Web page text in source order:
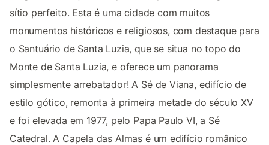
sítio perfeito. Esta é uma cidade com muitos
monumentos históricos e religiosos, com destaque para
o Santuário de Santa Luzia, que se situa no topo do
Monte de Santa Luzia, e oferece um panorama
simplesmente arrebatador! A Sé de Viana, edifício de
estilo gótico, remonta à primeira metade do século XV
e foi elevada em 1977, pelo Papa Paulo VI, a Sé
Catedral. A Capela das Almas é um edifício românico